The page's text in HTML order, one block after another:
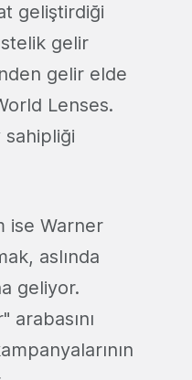
geliştirdiği
gelir
gelir elde
Lenses.
ise Warner
aslında
geliyor.